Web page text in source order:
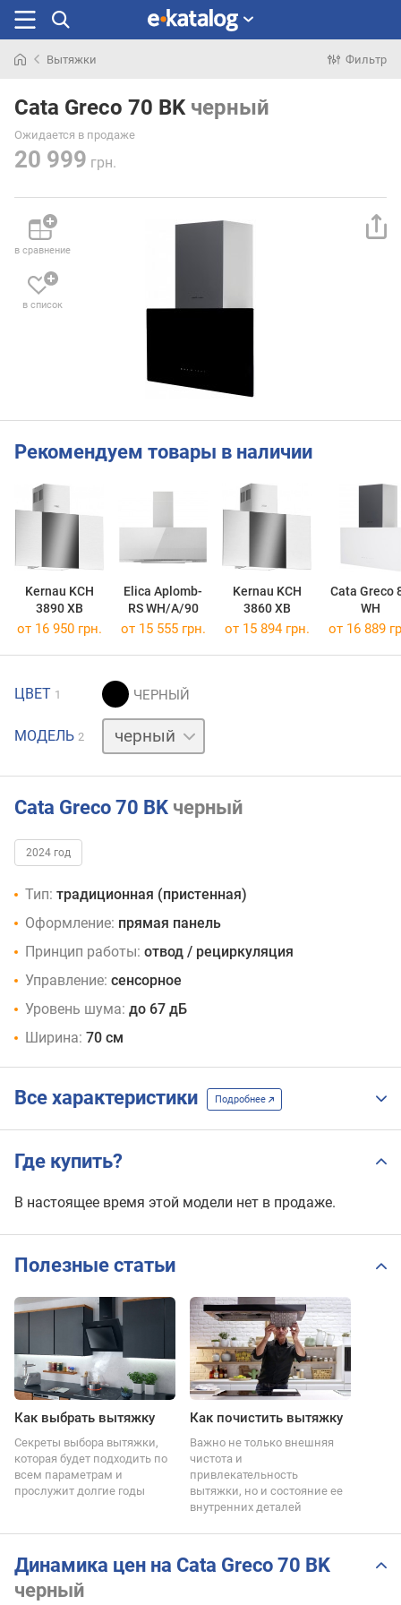
раньше
Вытяжки Фильтр
Cata Greco 70 BK черный
Ожидается в продаже
20 999 грн.
в сравнение
в список
Рекомендуем товары в наличии
Kernau KCH
3890 XB
Elica Aplomb-
RS WH/A/90
Kernau KCH
3860 XB
Cata Greco
WH
от 16 950 грн. от 15 555 грн. от 15 894 грн. от 16 889
ЦВЕТ 1
МОДЕЛЬ 2
Cata Greco 70 BK черный
2024 год
Тип: традиционная (пристенная)
Оформление: прямая панель
Принцип работы: отвод / рециркуляция
Управление: сенсорное
Уровень шума: до 67 дБ
Ширина: 70 см
Все характеристики Подробнее
Где купить?
В настоящее время этой модели нет в продаже.
Полезные статьи
Как выбрать вытяжку
Секреты выбора вытяжки,
которая будет подходить по
всем параметрам и
прослужит долгие годы
Как почистить вытяжку
Важно не только внешняя
чистота и
привлекательность
вытяжки, но и состояние ее
внутренних деталей
Динамика цен на Cata Greco 70 BK
черный